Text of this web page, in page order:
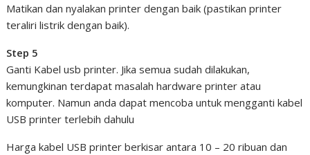
Matikan dan nyalakan printer dengan baik (pastikan printer
teraliri listrik dengan baik).
Step 5
Ganti Kabel usb printer. Jika semua sudah dilakukan,
kemungkinan terdapat masalah hardware printer atau
komputer. Namun anda dapat mencoba untuk mengganti kabel
USB printer terlebih dahulu
Harga kabel USB printer berkisar antara 10 – 20 ribuan dan